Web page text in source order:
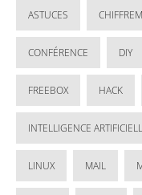
ASTUCES
CONFÉRENCE DIY
FREEBOX HACK
INTELLIGENCE
LINUX MAIL